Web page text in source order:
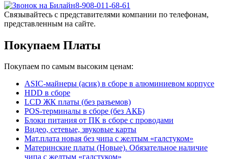
8-908-011-68-61
Связывайтесь с представителями компании по телефонам,
представленным на сайте.
Покупаем Платы
Покупаем по самым высоким ценам:
ASIC-майнеры (асик) в сборе в алюминиевом корпусе
HDD в сборе
LCD ЖК платы (без разъемов)
POS-терминалы в сборе (без АКБ)
Блоки питания от ПК в сборе с проводами
Видео, сетевые, звуковые карты
Мат.плата новая без чипа с желтым «галстуком»
Материнские платы (Новые). Обязательное наличие
чипа с желтым «галстуком»